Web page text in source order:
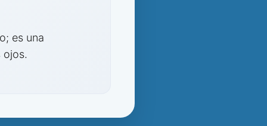
es una
ojos.